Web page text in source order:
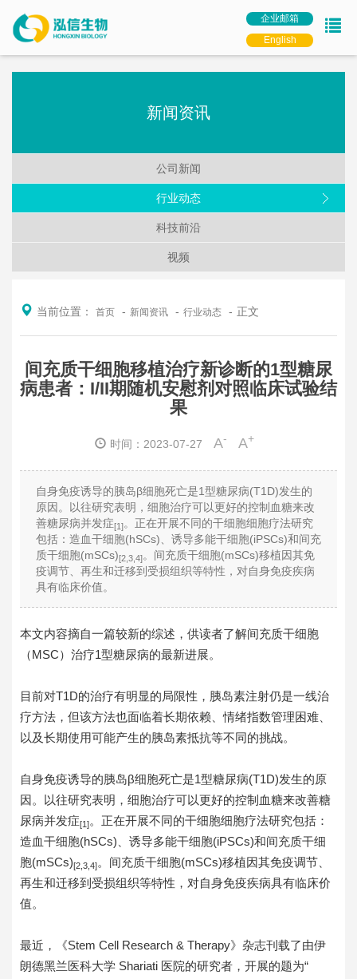
企业邮箱
English
新闻资讯
公司新闻
行业动态
科技前沿
视频
当前位置： 首页 新闻资讯 行业动态 正文
间充质干细胞移植治疗新诊断的1型糖尿
病患者：I/II期随机安慰剂对照临床试验结
果
时间：2023-07-27 A- A+
自身免疫诱导的胰岛β细胞死亡是1型糖尿病(T1D)发生的
原因。以往研究表明，细胞治疗可以更好的控制血糖来改
善糖尿病并发症[1]。正在开展不同的干细胞细胞疗法研究
包括：造血干细胞(hSCs)、诱导多能干细胞(iPSCs)和间充
质干细胞(mSCs)[2,3,4]。间充质干细胞(mSCs)移植因其免
疫调节、再生和迁移到受损组织等特性，对自身免疫疾病
具有临床价值。
本文内容摘自一篇较新的综述，供读者了解间充质干细胞
（MSC）治疗1型糖尿病的最新进展。
目前对T1D的治疗有明显的局限性，胰岛素注射仍是一线治
疗方法，但该方法也面临着长期依赖、情绪指数管理困难、
以及长期使用可能产生的胰岛素抵抗等不同的挑战。
自身免疫诱导的胰岛β细胞死亡是1型糖尿病(T1D)发生的原
因。以往研究表明，细胞治疗可以更好的控制血糖来改善糖
尿病并发症[1]。正在开展不同的干细胞细胞疗法研究包括：
造血干细胞(hSCs)、诱导多能干细胞(iPSCs)和间充质干细
胞(mSCs)[2,3,4]。间充质干细胞(mSCs)移植因其免疫调节、
再生和迁移到受损组织等特性，对自身免疫疾病具有临床价
值。
最近，《Stem Cell Research & Therapy》杂志刊载了由伊
朗德黑兰医科大学 Shariati 医院的研究者，开展的题为“